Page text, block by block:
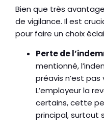
Bien que très
de vigilance. Il est
pour faire un choix
Perte de
mentionné,
préavis n’est pas
L’employeur la
certains, cette
principal, surtout